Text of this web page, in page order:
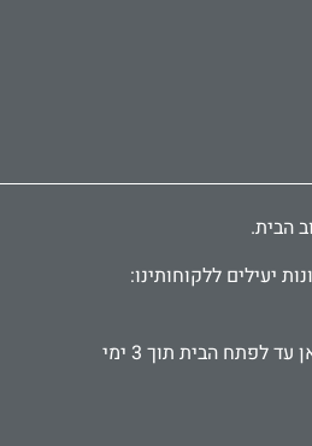
יעילים ללקוחותינו:
אנו עובדים עם קהל פרטי ועסקי, אדריכלים ומעצבים, קבלנים ואנשי תחזוקה. מספקים אביזרים ישירות לבתי מלון ומוסדות. משלוחים מהירים ישיר מבית היבואן עד לפתח הבית תוך 3 ימי